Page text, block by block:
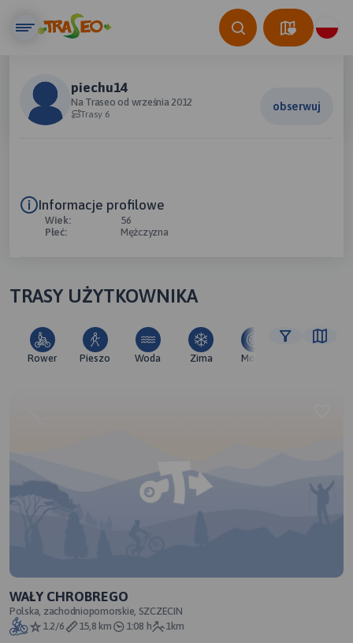
piechu14
Na Traseo od września 2012
Trasy 6
obserwuj
Informacje profilowe
Wiek:
56
Płeć:
Mężczyzna
TRASY UŻYTKOWNIKA
Rower Pieszo Woda Zima Moto
WAŁY CHROBREGO
Polska, zachodniopomorskie, SZCZECIN
1.2/6
15,8 km 1:08 h 1km